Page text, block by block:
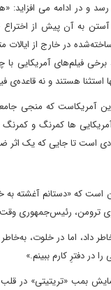
و در ادامه می افزاید:
به آن پیش از اختراع
در خارج از
برخی فیلم‌های
استثنا هستند و نه قاعده‌ی
آمریکاست که منجی
ها کمرنگ و
است تا جایی که یک
است که «دستانم آغشته
رئیس‌جمهوری وقت
داد، اما در خلوت،
دفترِ کارم ببینم.»
به 16 جولای1945 و آزمایش